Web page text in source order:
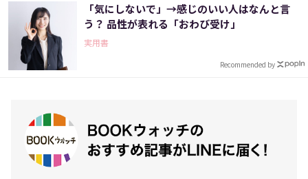
「気にしないで」→感じのいい人はなんと言
う？ 品性が表れる「おわび受け」
実用書
Recommended by